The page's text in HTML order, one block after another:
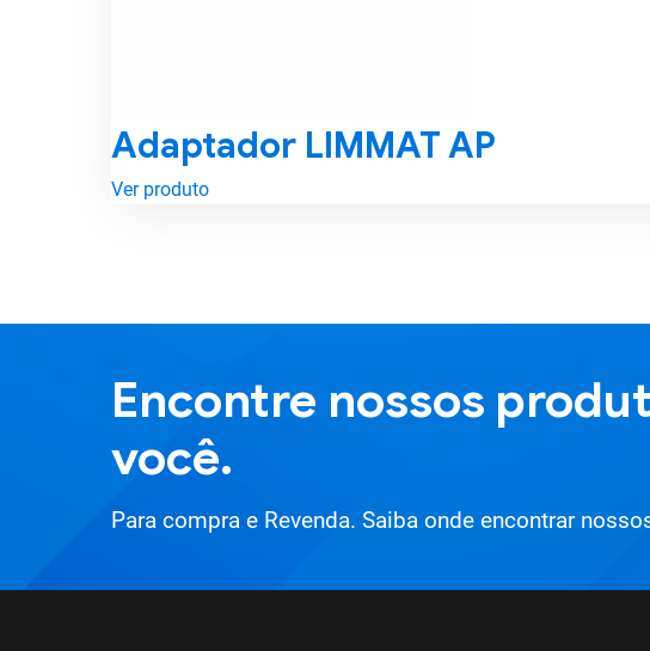
Adaptador LIMMAT AP
Ver produto
Encontre nossos
você.
Para compra e Revenda. Saiba onde encontrar